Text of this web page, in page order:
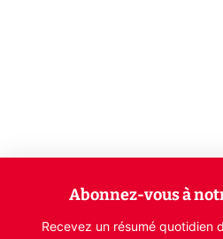
Abonnez-vous à
Recevez un résumé quotidien